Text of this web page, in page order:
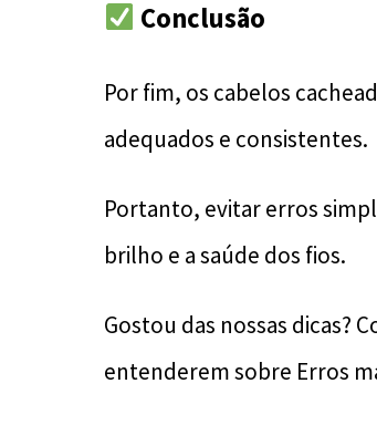
Conclusão
Por fim, os cabelos
adequados e consistentes.
Portanto, evitar erros
brilho e a saúde dos fios.
Gostou das nossas dicas?
entenderem sobre Erros